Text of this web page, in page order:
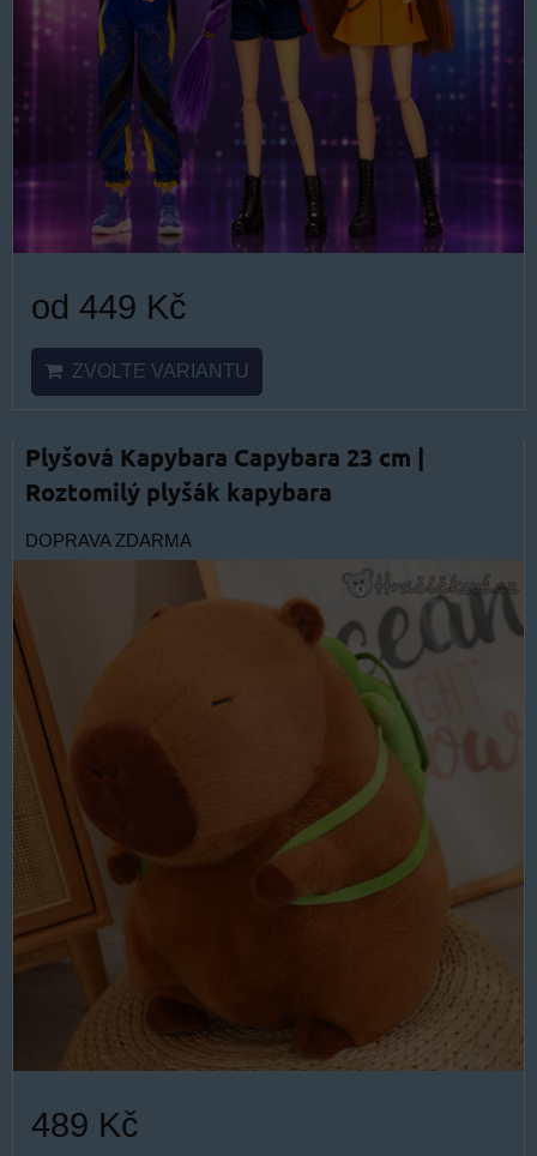
od 449 Kč
ZVOLTE VARIANTU
Plyšová Kapybara Capybara 23 cm |
Roztomilý plyšák kapybara
DOPRAVA ZDARMA
489 Kč